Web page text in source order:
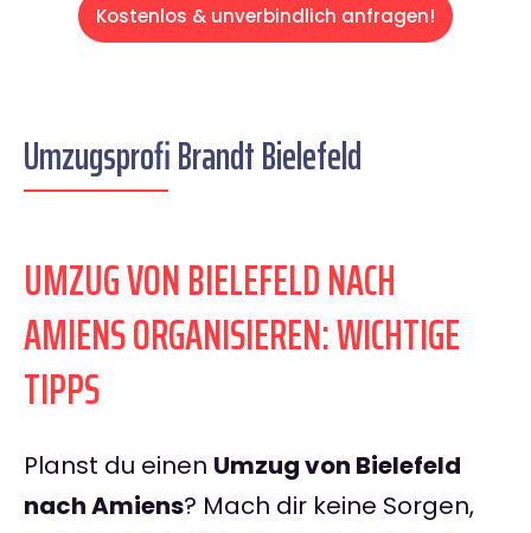
Kostenlos & unverbindlich anfragen!
Umzugsprofi Brandt Bielefeld
UMZUG VON BIELEFELD NACH
AMIENS ORGANISIEREN: WICHTIGE
TIPPS
Planst du einen Umzug von Bielefeld
nach Amiens? Mach dir keine Sorgen,